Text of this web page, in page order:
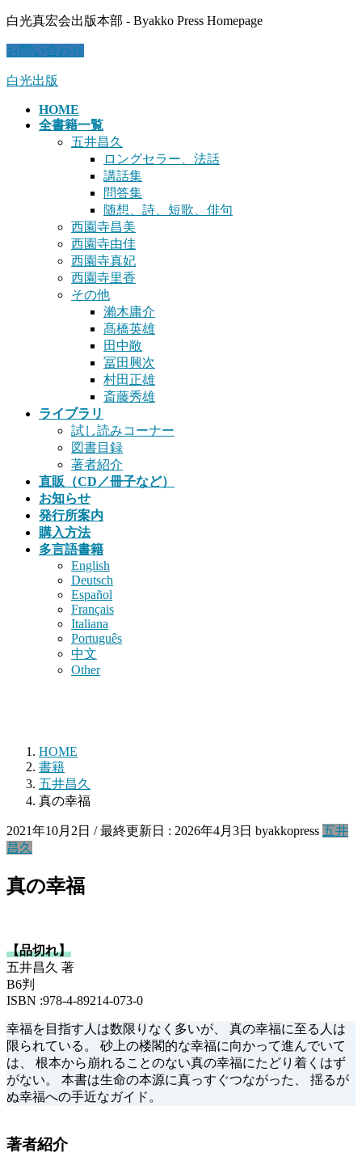
コ
テ
ツ
ナ
ゲ
シ
白光真宏会出版本部 - Byakko Press Homepage
お問い合わせ
白光出版
HOME
全書籍一覧
五井昌久
ロングセラー、法話
講話集
問答集
随想、詩、短歌、俳句
西園寺昌美
西園寺由佳
西園寺真妃
西園寺里香
その他
瀨木庸介
髙橋英雄
田中敞
冨田興次
村田正雄
斎藤秀雄
ライブラリ
試し読みコーナー
図書目録
著者紹介
直販（CD／冊子など）
お知らせ
発行所案内
購入方法
多言語書籍
English
Deutsch
Español
Français
Italiana
Português
中文
Other
HOME
書籍
五井昌久
真の幸福
2021年10月2日 / 最終更新日 : 2026年4月3日 byakkopress 五井
昌久
真の幸福
【品切れ】
五井昌久 著
B6判
ISBN :978-4-89214-073-0
幸福を目指す人は数限りなく多いが、 真の幸福に至る人は
限られている。 砂上の楼閣的な幸福に向かって進んでいて
は、 根本から崩れることのない真の幸福にたどり着くはず
がない。 本書は生命の本源に真っすぐつながった、 揺るが
ぬ幸福への手近なガイド。
著者紹介